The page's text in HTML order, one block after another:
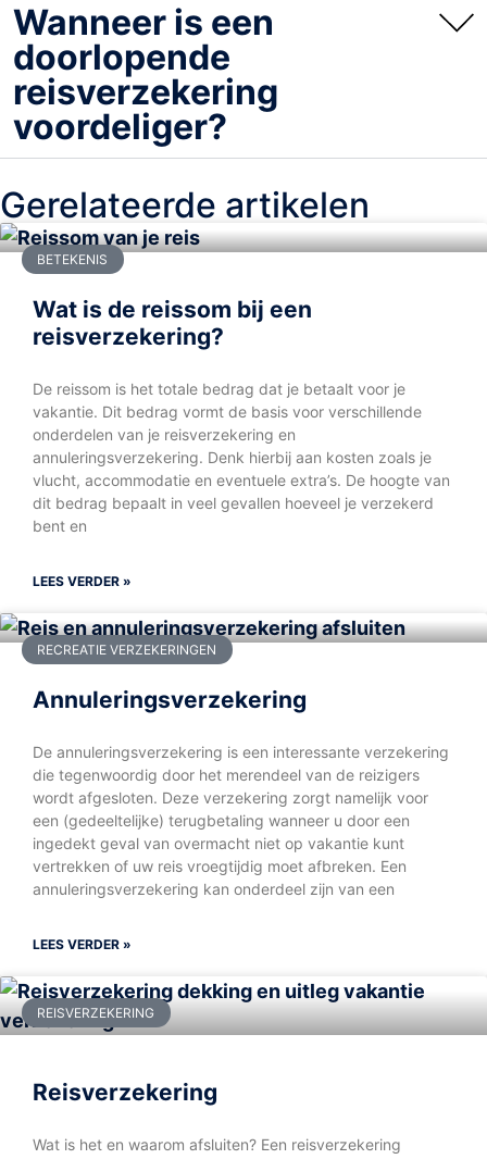
Wanneer is een
doorlopende
reisverzekering
voordeliger?
Gerelateerde artikelen
BETEKENIS
Wat is de reissom bij een
reisverzekering?
De reissom is het totale bedrag dat je betaalt voor je
vakantie. Dit bedrag vormt de basis voor verschillende
onderdelen van je reisverzekering en
annuleringsverzekering. Denk hierbij aan kosten zoals je
vlucht, accommodatie en eventuele extra’s. De hoogte van
dit bedrag bepaalt in veel gevallen hoeveel je verzekerd
bent en
LEES VERDER »
RECREATIE VERZEKERINGEN
Annuleringsverzekering
De annuleringsverzekering is een interessante verzekering
die tegenwoordig door het merendeel van de reizigers
wordt afgesloten. Deze verzekering zorgt namelijk voor
een (gedeeltelijke) terugbetaling wanneer u door een
ingedekt geval van overmacht niet op vakantie kunt
vertrekken of uw reis vroegtijdig moet afbreken. Een
annuleringsverzekering kan onderdeel zijn van een
LEES VERDER »
REISVERZEKERING
Reisverzekering
Wat is het en waarom afsluiten? Een reisverzekering